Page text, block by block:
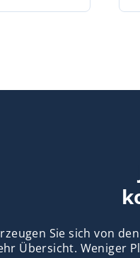
Sie sich von
Übersicht. Weniger